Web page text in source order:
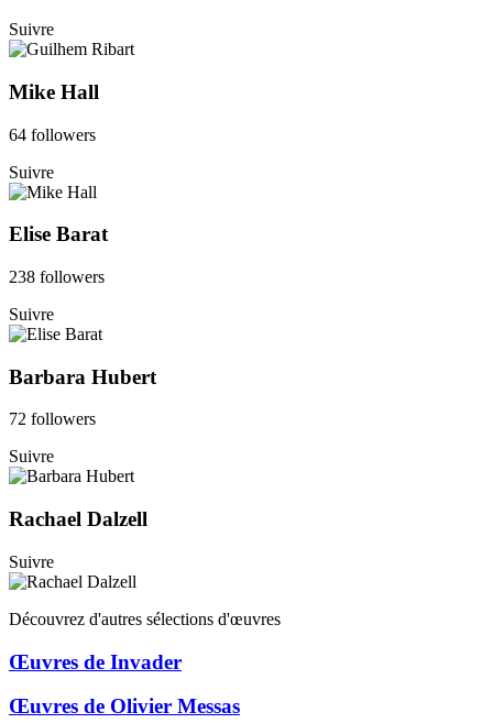
Suivre
Mike Hall
64 followers
Suivre
Elise Barat
238 followers
Suivre
Barbara Hubert
72 followers
Suivre
Rachael Dalzell
Suivre
Découvrez d'autres sélections d'œuvres
Œuvres de Invader
Œuvres de Olivier Messas